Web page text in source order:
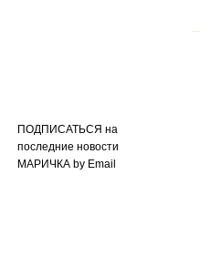
ПОДПИСАТЬСЯ на
последние новости
МАРИЧКА by Email